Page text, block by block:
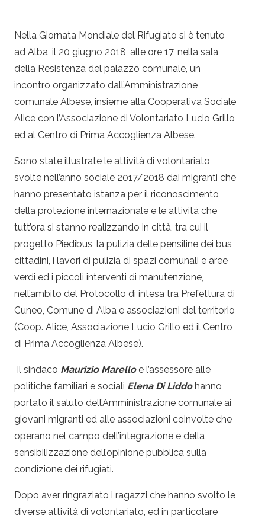
Nella Giornata Mondiale del Rifugiato si è tenuto
ad Alba, il 20 giugno 2018, alle ore 17, nella sala
della Resistenza del palazzo comunale, un
incontro organizzato dall’Amministrazione
comunale Albese, insieme alla Cooperativa Sociale
Alice con l’Associazione di Volontariato Lucio Grillo
ed al Centro di Prima Accoglienza Albese.
Sono state illustrate le attività di volontariato
svolte nell’anno sociale 2017/2018 dai migranti che
hanno presentato istanza per il riconoscimento
della protezione internazionale e le attività che
tutt’ora si stanno realizzando in città, tra cui il
progetto Piedibus, la pulizia delle pensiline dei bus
cittadini, i lavori di pulizia di spazi comunali e aree
verdi ed i piccoli interventi di manutenzione,
nell’ambito del Protocollo di intesa tra Prefettura di
Cuneo, Comune di Alba e associazioni del territorio
(Coop. Alice, Associazione Lucio Grillo ed il Centro
di Prima Accoglienza Albese).
Il sindaco Maurizio Marello e l’assessore alle
politiche familiari e sociali Elena Di Liddohanno
portato il saluto dell’Amministrazione comunale ai
giovani migranti ed alle associazioni coinvolte che
operano nel campo dell’integrazione e della
sensibilizzazione dell’opinione pubblica sulla
condizione dei rifugiati.
Dopo aver ringraziato i ragazzi che hanno svolto le
diverse attività di volontariato, ed in particolare